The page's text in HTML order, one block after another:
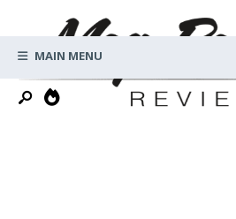
contentMAIN MENU